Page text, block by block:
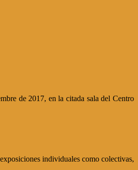
de 2017, en la citada sala del Centro
individuales como colectivas,